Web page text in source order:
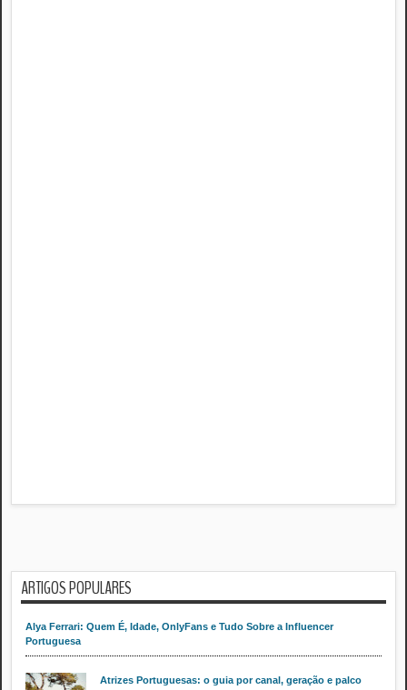
ARTIGOS POPULARES
Alya Ferrari: Quem É, Idade, OnlyFans e Tudo Sobre a Influencer
Portuguesa
Atrizes Portuguesas: o guia por canal, geração e palco